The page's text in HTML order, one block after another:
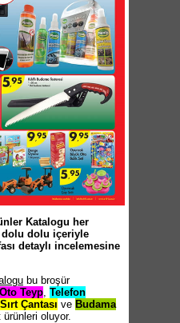
Katalogu her
dolu içeriyle
detaylı incelemesine
bu broşür
Oto Teyp, Telefon
Çantası ve Budama
ürünleri oluyor.